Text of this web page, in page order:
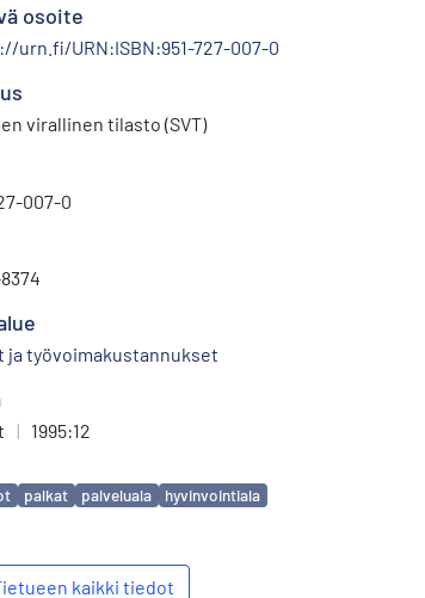
osoite
urn.fi/URN:ISBN:951-727-007-0
virallinen tilasto (SVT)
007-0
ja työvoimakustannukset
| 1995:12
palkat palveluala hyvinvointiala
kaikki tiedot